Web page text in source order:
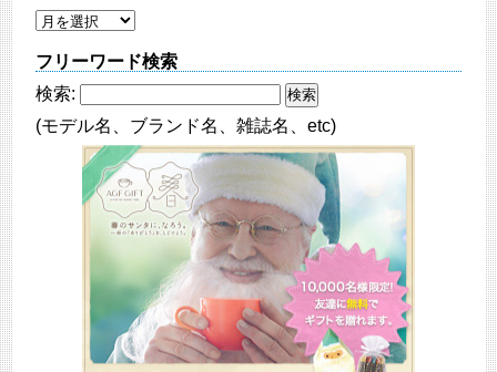
フリーワード検索
検索:
(モデル名、ブランド名、雑誌名、etc)